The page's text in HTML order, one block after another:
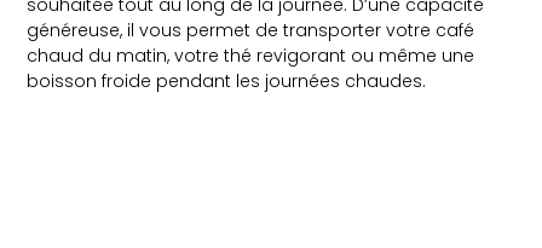
souhaitée tout au long de la journée. D’une capacité
généreuse, il vous permet de transporter votre café
chaud du matin, votre thé revigorant ou même une
boisson froide pendant les journées chaudes.